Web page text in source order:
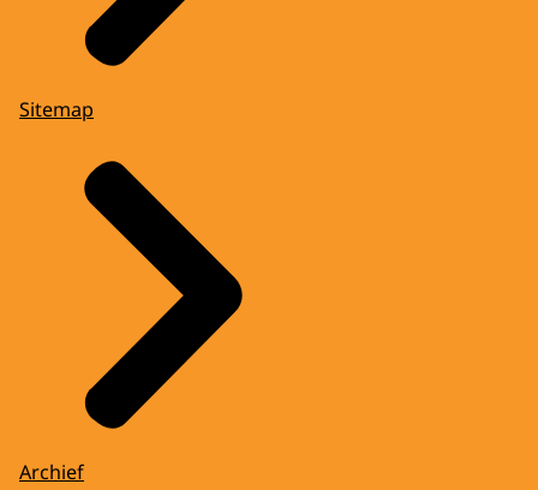
Sitemap
Archief